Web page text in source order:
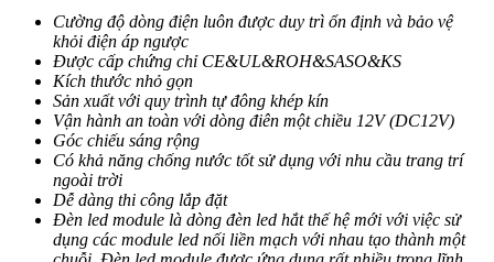
Cường độ dòng điện luôn được duy trì ổn định và bảo vệ
khỏi điện áp ngược
Được cấp chứng chỉ CE&UL&ROH&SASO&KS
Kích thước nhỏ gọn
Sản xuất với quy trình tự đông khép kín
Vận hành an toàn với dòng điên một chiều 12V (DC12V)
Góc chiếu sáng rộng
Có khả năng chống nước tốt sử dụng với nhu cầu trang trí
ngoài trời
Dễ dàng thi công lắp đặt
Đèn led module là dòng đèn led hắt thế hệ mới với việc sử
dụng các module led nối liền mạch với nhau tạo thành một